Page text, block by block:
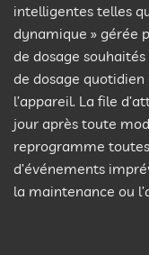
intelligentes telles
dynamique » gérée
de dosage
de dosage quotidien
l’appareil. La file
jour après toute
reprogramme
d’événements
la maintenance ou